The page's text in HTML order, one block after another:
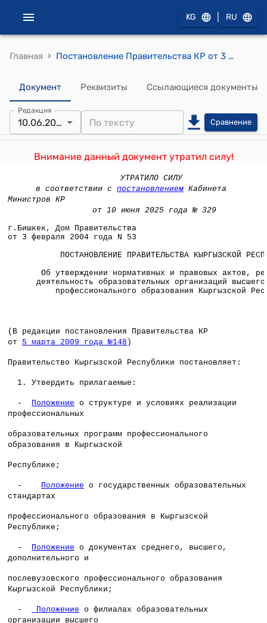
KG RU
Главная › Постановление Правительства КР от 3 февраля 2004 года №53 " Об утверждении нормативных и правовых актов, регулирующих деятельность образовательных организаций высшего и среднего профессионального образования Кыргызской Республики "
Документ Реквизиты Ссылающиеся документы
Редакция
10.06.2025 Сравнение
Внимание данный документ утратил силу!